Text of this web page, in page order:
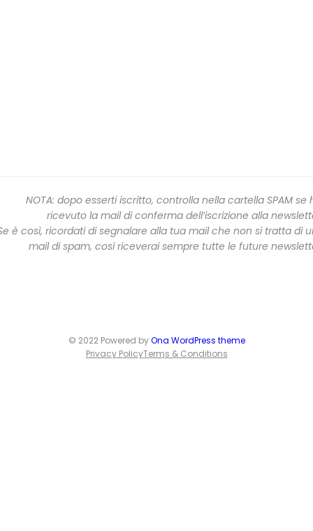
NOTA: dopo esserti iscritto, controlla nella cartella SPAM se
ricevuto la mail di conferma dell’iscrizione alla
è così, ricordati di segnalare alla tua mail che non si tratta di
mail di spam, così riceverai sempre tutte le future
© 2022 Powered byOna WordPress theme
Privacy PolicyTerms & Conditions